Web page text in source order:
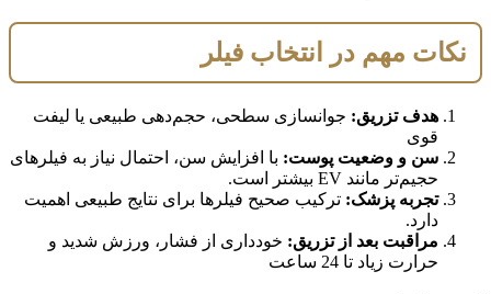
نکات مهم در انتخاب فیلر
هدف تزریق: جوانسازی سطحی، حجم‌دهی طبیعی یا لیفت
قوی
سن و وضعیت پوست: با افزایش سن، احتمال نیاز به فیلرهای
حجیم‌تر مانند EV بیشتر است.
تجربه پزشک: ترکیب صحیح فیلرها برای نتایج طبیعی اهمیت
دارد.
مراقبت بعد از تزریق: خودداری از فشار، ورزش شدید و
حرارت زیاد تا 24 ساعت